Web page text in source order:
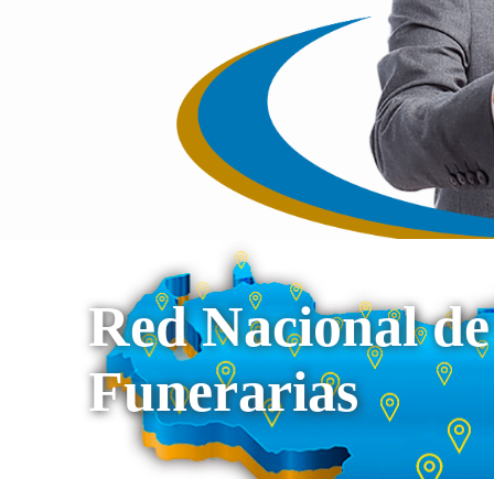
Red Nacional de
Funerarias